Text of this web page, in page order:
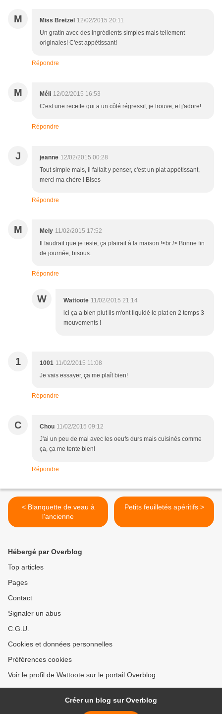
M Miss Bretzel 12/02/2015 20:11
Un gratin avec des ingrédients simples mais tellement
originales! C'est appétissant!
Répondre
M Méli 12/02/2015 16:53
C'est une recette qui a un côté régressif, je trouve, et j'adore!
Répondre
J jeanne 12/02/2015 00:28
Tout simple mais, il fallait y penser, c'est un plat appétissant,
merci ma chère ! Bises
Répondre
M Mely 11/02/2015 17:52
Il faudrait que je teste, ça plairait à la maison !<br /> Bonne fin
de journée, bisous.
Répondre
W Wattoote 11/02/2015 21:14
ici ça a bien plut ils m'ont liquidé le plat en 2 temps 3
mouvements !
1 1001 11/02/2015 11:08
Je vais essayer, ça me plaît bien!
Répondre
C Chou 11/02/2015 09:12
J'ai un peu de mal avec les oeufs durs mais cuisinés comme
ça, ça me tente bien!
Répondre
< Blanquette de veau à
l'ancienne
Petits feuilletés apéritifs >
Hébergé par Overblog
Top articles
Pages
Contact
Signaler un abus
C.G.U.
Cookies et données personnelles
Préférences cookies
Voir le profil de Wattoote sur le portail Overblog
Créer un blog sur Overblog